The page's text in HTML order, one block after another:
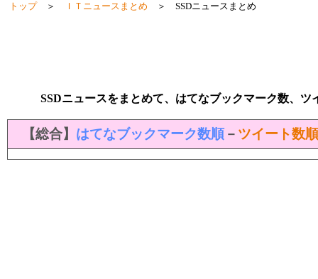
トップ＞ ＩＴニュースまとめ ＞ SSDニュースまとめ
SSDニュースをまとめて、はてなブックマーク数、
【総合】 はてなブックマーク数順 － ツイート数順